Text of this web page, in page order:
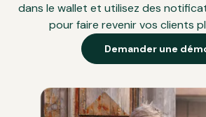
dans le wallet et utilisez des
pour faire revenir vos clients
Demander une